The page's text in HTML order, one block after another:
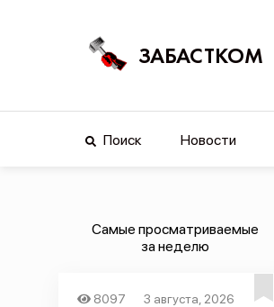
ЗАБАСТКОМ
Поиск Новости
Самые просматриваемые
за неделю
8097
3 августа, 2026